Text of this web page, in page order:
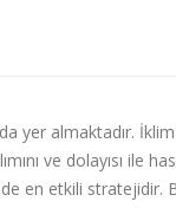
yer almaktadır.
ve dolayısı ile
en etkili stratejidir.